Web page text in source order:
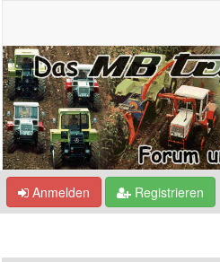
Anmelden Registrieren